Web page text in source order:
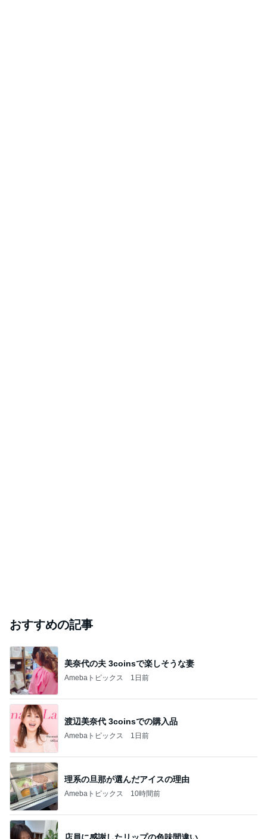
おすすめの記事
美奈代の夫 3coinsで楽しそうな妻
Amebaトピックス 1日前
渡辺美奈代 3coinsでの購入品
Amebaトピックス 1日前
理系の旦那が選んだアイスの理由
Amebaトピックス 10時間前
店員に感謝したリップの色味間違い